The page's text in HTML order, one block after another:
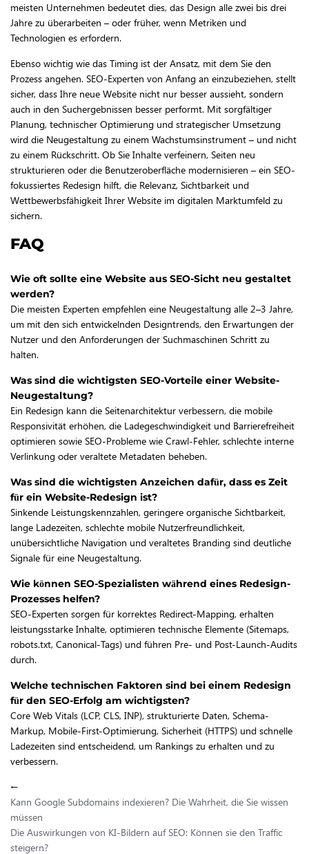
meisten Unternehmen bedeutet dies, das Design alle zwei bis drei
Jahre zu überarbeiten – oder früher, wenn Metriken und
Technologien es erfordern.
Ebenso wichtig wie das Timing ist der Ansatz, mit dem Sie den
Prozess angehen. SEO-Experten von Anfang an einzubeziehen, stellt
sicher, dass Ihre neue Website nicht nur besser aussieht, sondern
auch in den Suchergebnissen besser performt. Mit sorgfältiger
Planung, technischer Optimierung und strategischer Umsetzung
wird die Neugestaltung zu einem Wachstumsinstrument – und nicht
zu einem Rückschritt. Ob Sie Inhalte verfeinern, Seiten neu
strukturieren oder die Benutzeroberfläche modernisieren – ein SEO-
fokussiertes Redesign hilft, die Relevanz, Sichtbarkeit und
Wettbewerbsfähigkeit Ihrer Website im digitalen Marktumfeld zu
sichern.
FAQ
Wie oft sollte eine Website aus SEO-Sicht neu gestaltet
werden?
Die meisten Experten empfehlen eine Neugestaltung alle 2–3 Jahre,
um mit den sich entwickelnden Designtrends, den Erwartungen der
Nutzer und den Anforderungen der Suchmaschinen Schritt zu
halten.
Was sind die wichtigsten SEO-Vorteile einer Website-
Neugestaltung?
Ein Redesign kann die Seitenarchitektur verbessern, die mobile
Responsivität erhöhen, die Ladegeschwindigkeit und Barrierefreiheit
optimieren sowie SEO-Probleme wie Crawl-Fehler, schlechte interne
Verlinkung oder veraltete Metadaten beheben.
Was sind die wichtigsten Anzeichen dafür, dass es Zeit
für ein Website-Redesign ist?
Sinkende Leistungskennzahlen, geringere organische Sichtbarkeit,
lange Ladezeiten, schlechte mobile Nutzerfreundlichkeit,
unübersichtliche Navigation und veraltetes Branding sind deutliche
Signale für eine Neugestaltung.
Wie können SEO-Spezialisten während eines Redesign-
Prozesses helfen?
SEO-Experten sorgen für korrektes Redirect-Mapping, erhalten
leistungsstarke Inhalte, optimieren technische Elemente (Sitemaps,
robots.txt, Canonical-Tags) und führen Pre- und Post-Launch-Audits
durch.
Welche technischen Faktoren sind bei einem Redesign
für den SEO-Erfolg am wichtigsten?
Core Web Vitals (LCP, CLS, INP), strukturierte Daten, Schema-
Markup, Mobile-First-Optimierung, Sicherheit (HTTPS) und schnelle
Ladezeiten sind entscheidend, um Rankings zu erhalten und zu
verbessern.
←
Kann Google Subdomains indexieren? Die Wahrheit, die Sie wissen
müssen
Die Auswirkungen von KI-Bildern auf SEO: Können sie den Traffic
steigern?